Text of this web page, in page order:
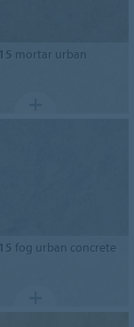
mortar urban
fog urban concrete